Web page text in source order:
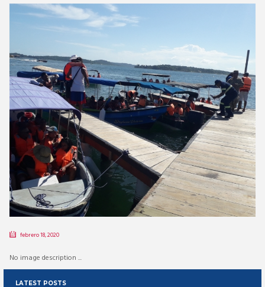
febrero 18, 2020
No image description ...
LATEST POSTS